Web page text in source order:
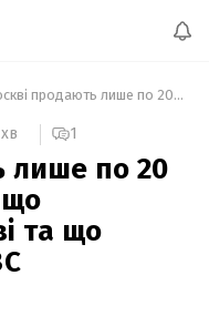
У Москві продають лише по 20 літрів бензину: на що скаржаться місцеві та що відбувається на АЗС
1
лише по 20
що
та що